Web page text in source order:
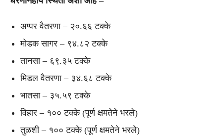
अप्पर वैतरणा – २०.६६ टक्के
मोडक सागर – ९४.८२ टक्के
तानसा – ६९.३५ टक्के
मिडल वैतरणा – ३४.६८ टक्के
भातसा – ३५.५९ टक्के
विहार – १०० टक्के (पूर्ण क्षमतेने भरले)
तुळशी – १०० टक्के (पूर्ण क्षमतेने भरले)